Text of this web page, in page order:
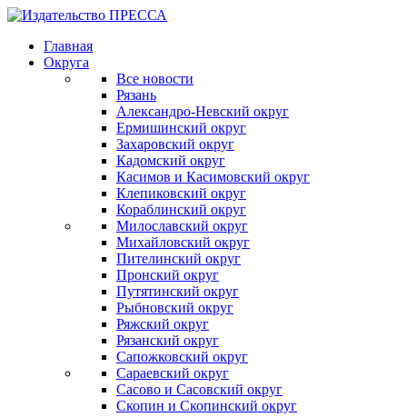
Главная
Округа
Все новости
Рязань
Александро-Невский округ
Ермишинский округ
Захаровский округ
Кадомский округ
Касимов и Касимовский округ
Клепиковский округ
Кораблинский округ
Милославский округ
Михайловский округ
Пителинский округ
Пронский округ
Путятинский округ
Рыбновский округ
Ряжский округ
Рязанский округ
Сапожковский округ
Сараевский округ
Сасово и Сасовский округ
Скопин и Скопинский округ